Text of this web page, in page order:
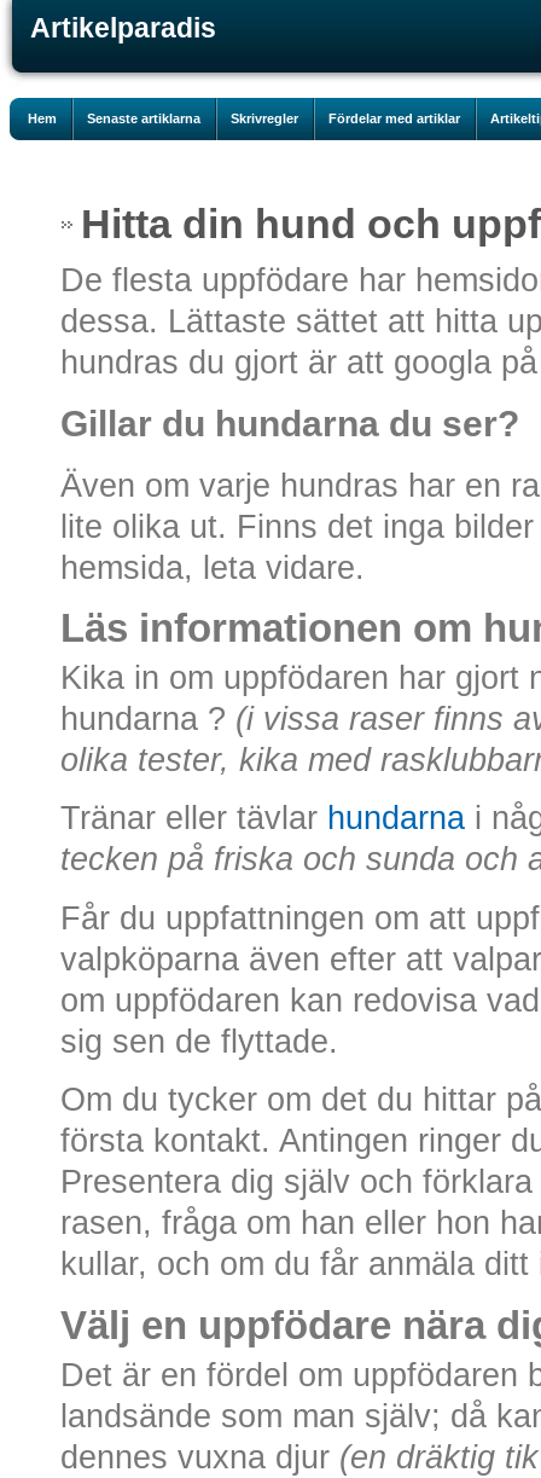
Artikelparadis
Hem Senaste artiklarna Skrivregler Fördelar med artiklar
Hitta din hund och
De flesta uppfödare har
dessa. Lättaste sättet att hitta
hundras du gjort är att googla
Gillar du hundarna du ser?
Även om varje hundras har en
lite olika ut. Finns det inga
hemsida, leta vidare.
Läs informationen om
Kika in om uppfödaren har gjort
hundarna ? (i vissa raser finns
olika tester, kika med
Tränar eller tävlar hundarna i
tecken på friska och sunda och
Får du uppfattningen om att
valpköparna även efter att
om uppfödaren kan redovisa
sig sen de flyttade.
Om du tycker om det du hittar
första kontakt. Antingen ringer
Presentera dig själv och
rasen, fråga om han eller hon
kullar, och om du får anmäla
Välj en uppfödare nära
Det är en fördel om uppfödaren
landsände som man själv; då
dennes vuxna djur (en dräktig